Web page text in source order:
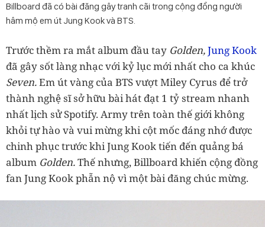
Billboard đã có bài đăng gây tranh cãi trong cộng đồng người
hâm mộ em út Jung Kook và BTS.
Trước thềm ra mắt album đầu tay Golden,Jung Kook
đã gây sốt làng nhạc với kỷ lục mới nhất cho ca khúc
Seven.Em út vàng của BTS vượt Miley Cyrus để trở
thành nghệ sĩ sở hữu bài hát đạt 1 tỷ stream nhanh
nhất lịch sử Spotify. Army trên toàn thế giới không
khỏi tự hào và vui mừng khi cột mốc đáng nhớ được
chinh phục trước khi Jung Kook tiến đến quảng bá
album Golden.Thế nhưng, Billboard khiến cộng đồng
fan Jung Kook phẫn nộ vì một bài đăng chúc mừng.